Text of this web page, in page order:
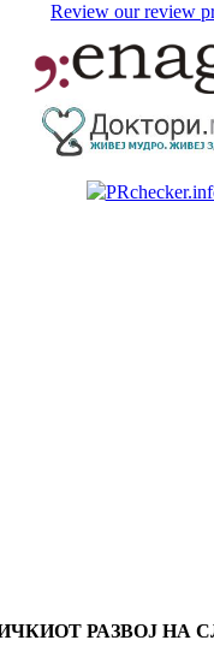
Review our review
РАЗВОЈ НА